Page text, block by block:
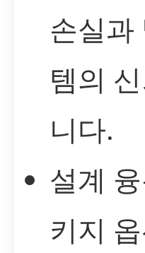
손실과
템의
니다.
설계
키지